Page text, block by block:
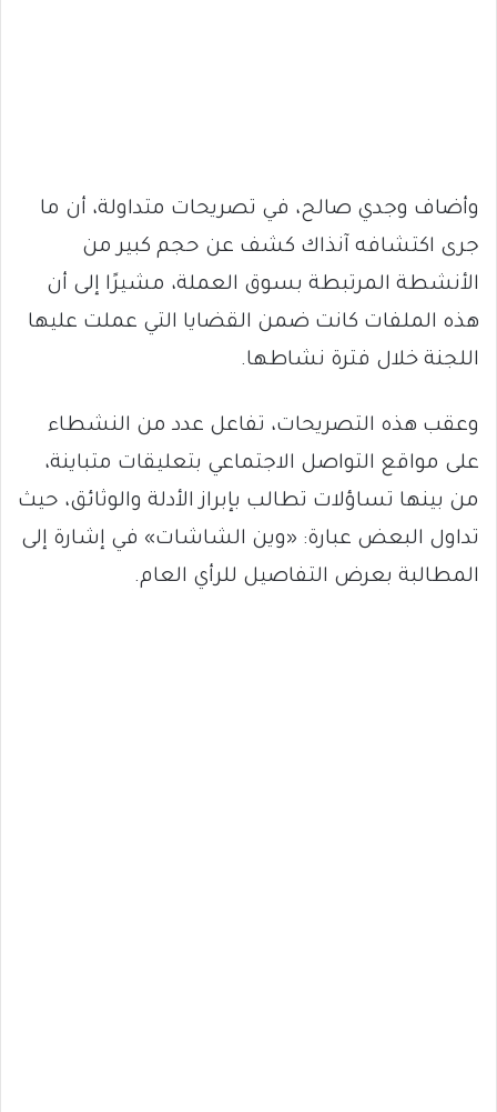
وأضاف وجدي صالح، في تصريحات متداولة، أن ما
جرى اكتشافه آنذاك كشف عن حجم كبير من
الأنشطة المرتبطة بسوق العملة، مشيرًا إلى أن
هذه الملفات كانت ضمن القضايا التي عملت عليها
اللجنة خلال فترة نشاطها.
وعقب هذه التصريحات، تفاعل عدد من النشطاء
على مواقع التواصل الاجتماعي بتعليقات متباينة،
من بينها تساؤلات تطالب بإبراز الأدلة والوثائق، حيث
تداول البعض عبارة: «وين الشاشات» في إشارة إلى
المطالبة بعرض التفاصيل للرأي العام.